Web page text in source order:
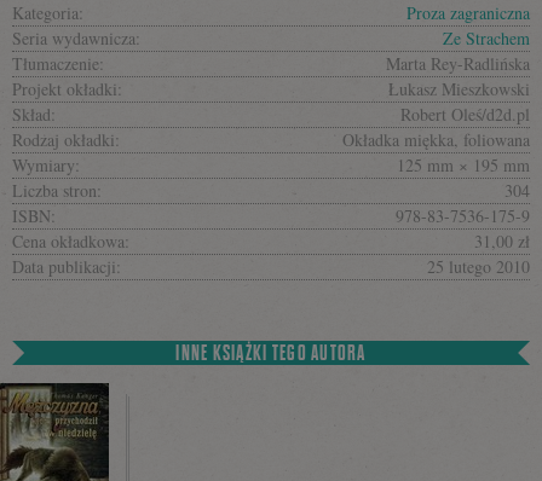
Kategoria:
Proza zagraniczna
Seria wydawnicza:
Ze Strachem
Tłumaczenie:
Marta Rey-Radlińska
Projekt okładki:
Łukasz Mieszkowski
Skład:
Robert Oleś/d2d.pl
Rodzaj okładki:
Okładka miękka, foliowana
Wymiary:
125 mm × 195 mm
Liczba stron:
304
ISBN:
978-83-7536-175-9
Cena okładkowa:
31,00 zł
Data publikacji:
25 lutego 2010
INNE KSIĄŻKI TEGO AUTORA